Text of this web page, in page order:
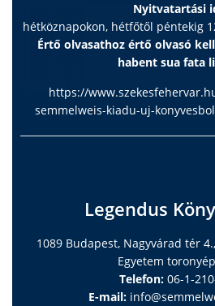
Nyitvatartási
hétköznapokon, hétfőtől péntekig
Értő olvasathoz értő olvasó
habent sua fata
https://
semmelweis-kiadu-uj-
Legendus
1089 Budapest, Nagyvárad tér
Egyetem
Telefon: 06-1-
E-mail: